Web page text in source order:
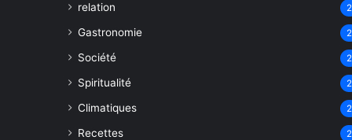
relation 2
Gastronomie 2
Société 2
Spiritualité 2
Climatiques 2
Recettes 2